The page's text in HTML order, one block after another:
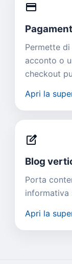
credit_card
Permette
acconto o
checkout
Apri la
edit_square
Blog
Porta
informativa
Apri la